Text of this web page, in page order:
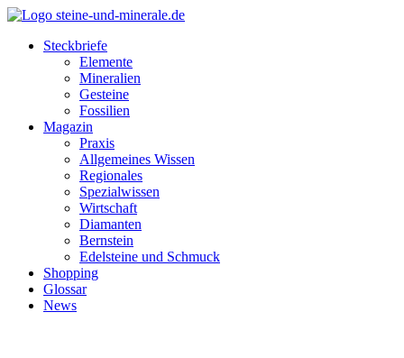
Steckbriefe
Elemente
Mineralien
Gesteine
Fossilien
Magazin
Praxis
Allgemeines Wissen
Regionales
Spezialwissen
Wirtschaft
Diamanten
Bernstein
Edelsteine und Schmuck
Shopping
Glossar
News